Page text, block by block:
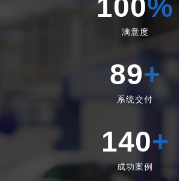
100%
满意度
89+
系统交付
140+
成功案例